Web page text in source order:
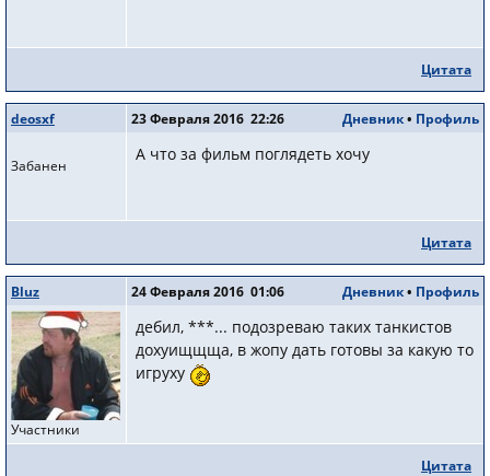
Цитата
deosxf
Забанен
Дневник• Профиль
23 Февраля 2016 22:26
А что за фильм поглядеть хочу
Цитата
Bluz
Участники
Дневник• Профиль
24 Февраля 2016 01:06
дебил, ***... подозреваю таких танкистов
дохуищщща, в жопу дать готовы за какую то
игруху
Цитата